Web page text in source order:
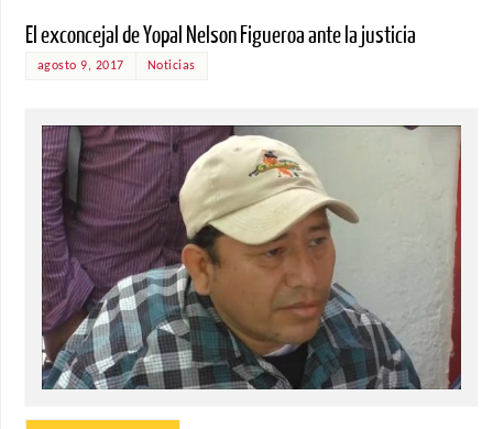
El exconcejal de Yopal Nelson Figueroa ante la justicia
agosto 9, 2017 Noticias